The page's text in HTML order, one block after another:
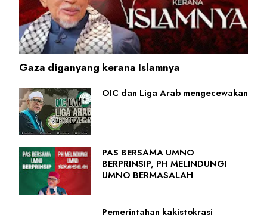
Gaza diganyang kerana Islamnya
OIC dan Liga Arab mengecewakan
PAS BERSAMA UMNO
BERPRINSIP, PH MELINDUNGI
UMNO BERMASALAH
Pemerintahan kakistokrasi